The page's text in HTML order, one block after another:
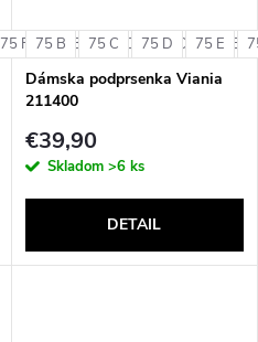
75 F 80 B 80 C 80 D 80 E
75 B 75 C 75 D 75 E
Dámska podprsenka Viania
211400
€39,90
Skladom >6 ks
DETAIL